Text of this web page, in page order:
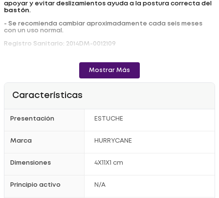
apoyar y evitar deslizamientos ayuda a la postura correcta del
bastón.
- Se recomienda cambiar aproximadamente cada seis meses
con un uso normal.
Registro Sanitario: 2014DM-0012109
Mostrar Más
Características
Presentación ESTUCHE
Marca HURRYCANE
Dimensiones 4X11X1 cm
Principio activo N/A